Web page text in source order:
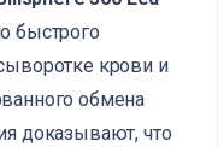
быстрого
крови и
обмена
доказывают, что